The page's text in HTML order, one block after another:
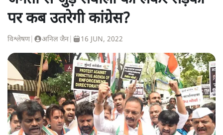
पर कब उतरेगी कांग्रेस?
विश्लेषण| अनिल जैन 16 JUN, 2022